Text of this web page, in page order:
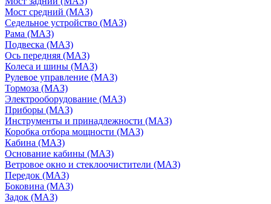
Мост средний (МАЗ)
Седельное устройство (МАЗ)
Рама (МАЗ)
Подвеска (МАЗ)
Ось передняя (МАЗ)
Колеса и шины (МАЗ)
Рулевое управление (МАЗ)
Тормоза (МАЗ)
Электрооборудование (МАЗ)
Приборы (МАЗ)
Инструменты и принадлежности (МАЗ)
Коробка отбора мощности (МАЗ)
Кабина (МАЗ)
Основание кабины (МАЗ)
Ветровое окно и стеклоочистители (МАЗ)
Передок (МАЗ)
Боковина (МАЗ)
Задок (МАЗ)